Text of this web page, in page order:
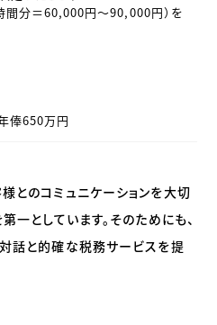
分＝60,000円～90,000円）を
俸650万円
とのコミュニケーションを大切
一としています。そのためにも、
話と的確な税務サービスを提